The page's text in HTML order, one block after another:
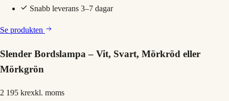
Snabb leverans 3–7 dagar
Se produkten
Slender Bordslampa – Vit, Svart, Mörkröd eller
Mörkgrön
2 195 krexkl. moms